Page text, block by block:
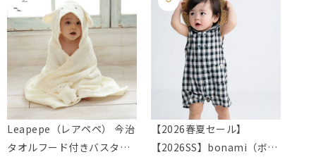
Leapepe（レアペペ） 今治
タオルフード付きバスタオ
【2026春夏セール】
【2026SS】bonami（ボナ